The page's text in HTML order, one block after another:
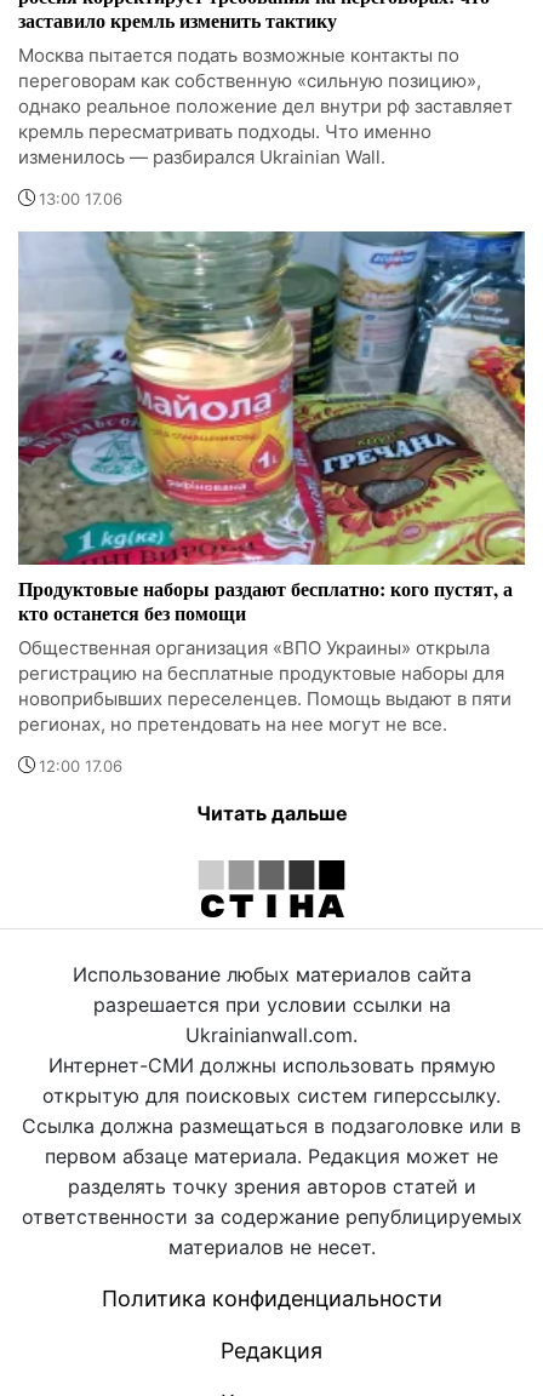
заставило кремль изменить тактику
Москва пытается подать возможные контакты по
переговорам как собственную «сильную позицию»,
однако реальное положение дел внутри рф заставляет
кремль пересматривать подходы. Что именно
изменилось — разбирался Ukrainian Wall.
13:00 17.06
Продуктовые наборы раздают бесплатно: кого пустят, а
кто останется без помощи
Общественная организация «ВПО Украины» открыла
регистрацию на бесплатные продуктовые наборы для
новоприбывших переселенцев. Помощь выдают в пяти
регионах, но претендовать на нее могут не все.
12:00 17.06
Читать дальше
Использование любых материалов сайта
разрешается при условии ссылки на
Ukrainianwall.com.
Интернет-СМИ должны использовать прямую
открытую для поисковых систем гиперссылку.
Ссылка должна размещаться в подзаголовке или в
первом абзаце материала. Редакция может не
разделять точку зрения авторов статей и
ответственности за содержание републицируемых
материалов не несет.
Политика конфиденциальности
Редакция